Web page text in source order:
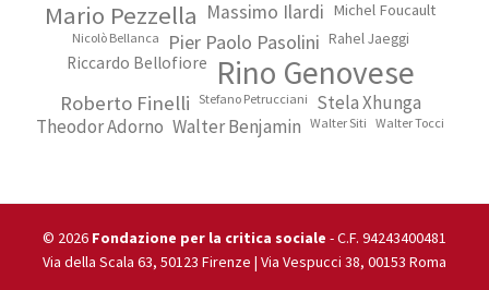
Mario Pezzella Massimo Ilardi Michel Foucault
Nicolò Bellanca Pier Paolo Pasolini Rahel Jaeggi
Riccardo Bellofiore Rino Genovese
Roberto Finelli Stefano Petrucciani
Stela Xhunga
Theodor Adorno Walter Benjamin Walter Siti Walter Tocci
© 2026 Fondazione per la critica sociale - C.F. 94243400481
Via della Scala 63, 50123 Firenze | Via Vespucci 38, 00153 Roma